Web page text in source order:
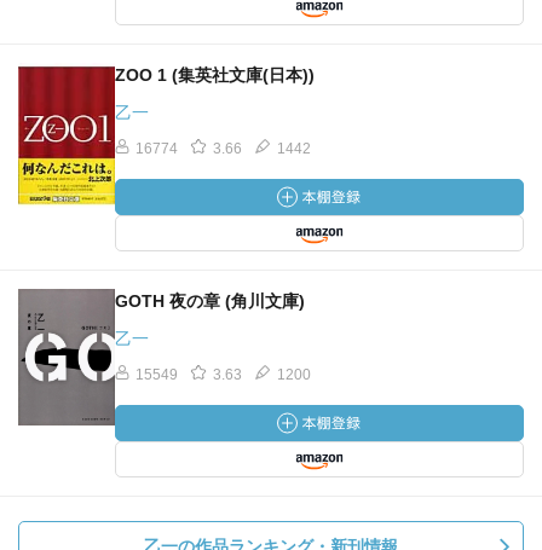
ZOO 1 (集英社文庫(日本))
乙一
16774 3.66 1442
GOTH 夜の章 (角川文庫)
乙一
15549 3.63 1200